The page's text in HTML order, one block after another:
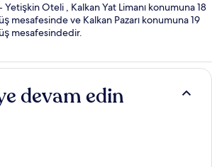
Oteli , Kalkan Yat Limanı konumuna 18
mesafesinde ve Kalkan Pazarı konumuna 19
mesafesindedir.
devam edin